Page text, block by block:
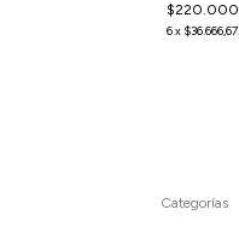
$220.000
6x $36.666,67
Categorías